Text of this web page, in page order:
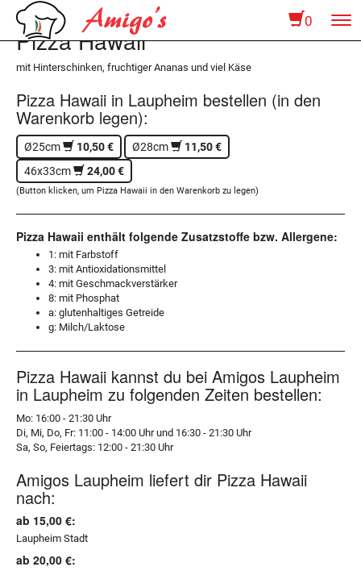
0
Pizza Hawaii
mit Hinterschinken, fruchtiger Ananas und viel Käse
Pizza Hawaii in Laupheim bestellen (in den
Warenkorb legen):
Ø25cm 10,50 € Ø28cm
11,50 €
46x33cm
24,00 €
(Button klicken, um Pizza Hawaii in den Warenkorb zu legen)
Pizza Hawaii enthält folgende Zusatzstoffe bzw. Allergene:
1: mit Farbstoff
3: mit Antioxidationsmittel
4: mit Geschmackverstärker
8: mit Phosphat
a: glutenhaltiges Getreide
g: Milch/Laktose
Pizza Hawaii kannst du bei Amigos Laupheim
in Laupheim zu folgenden Zeiten bestellen:
Mo: 16:00 - 21:30 Uhr
Di, Mi, Do, Fr: 11:00 - 14:00 Uhr und 16:30 - 21:30 Uhr
Sa, So, Feiertags: 12:00 - 21:30 Uhr
Amigos Laupheim liefert dir Pizza Hawaii
nach:
ab 15,00 €:
Laupheim Stadt
ab 20,00 €: